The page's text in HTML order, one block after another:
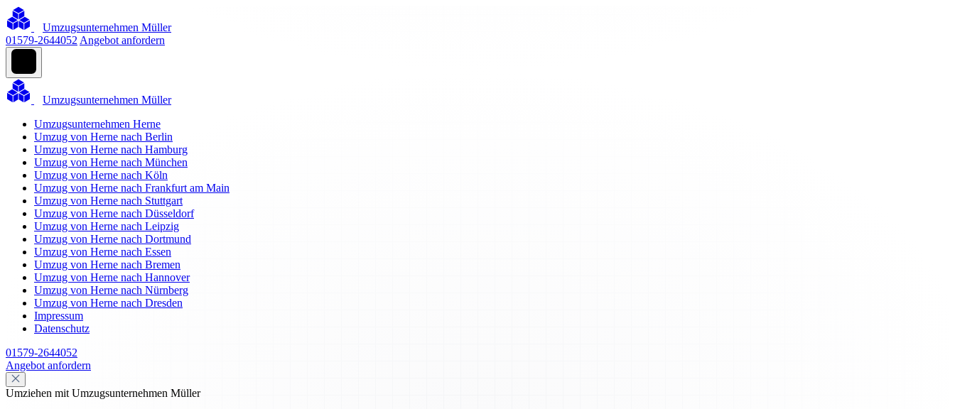
Umzugsunternehmen Müller
01579-2644052 Angebot anfordern
Umzugsunternehmen Müller
Umzugsunternehmen Herne
Umzug von Herne nach Berlin
Umzug von Herne nach Hamburg
Umzug von Herne nach München
Umzug von Herne nach Köln
Umzug von Herne nach Frankfurt am Main
Umzug von Herne nach Stuttgart
Umzug von Herne nach Düsseldorf
Umzug von Herne nach Leipzig
Umzug von Herne nach Dortmund
Umzug von Herne nach Essen
Umzug von Herne nach Bremen
Umzug von Herne nach Hannover
Umzug von Herne nach Nürnberg
Umzug von Herne nach Dresden
Impressum
Datenschutz
01579-2644052
Angebot anfordern
Umziehen mit Umzugsunternehmen Müller